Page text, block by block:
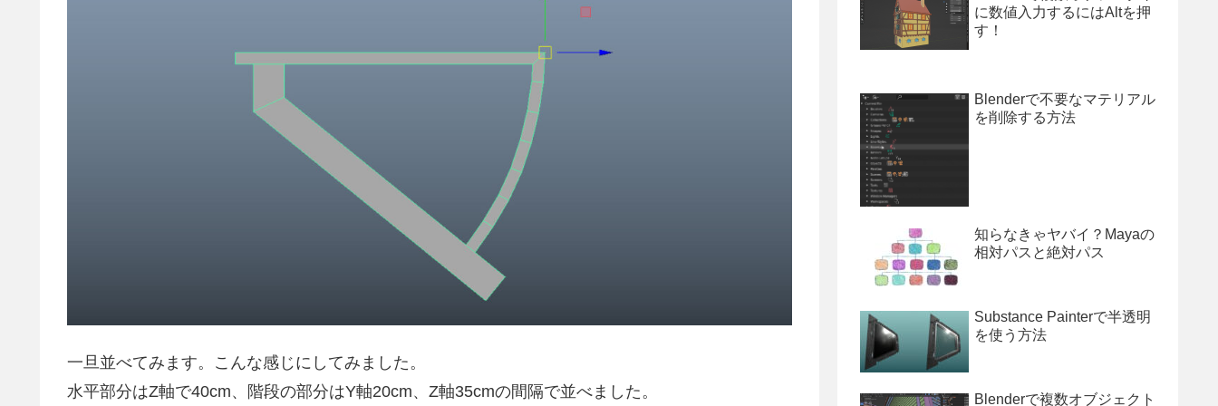
一旦並べてみます。こんな感じにしてみました。
水平部分はZ軸で40cm、階段の部分はY軸20cm、Z軸35cmの間隔で並べました。
に数値入力するにはAltを押
す！
Blenderで不要なマテリアル
を削除する方法
知らなきゃヤバイ？Mayaの
相対パスと絶対パス
Substance Painterで半透明
を使う方法
Blenderで複数オブジェクト